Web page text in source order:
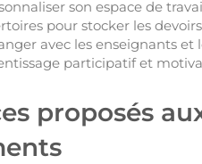
son espace de
pour stocker les
avec les enseignants et
participatif et
proposés